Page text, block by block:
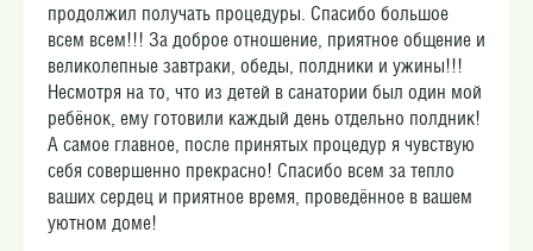
продолжил получать процедуры. Спасибо большое
всем всем!!! За доброе отношение, приятное общение и
великолепные завтраки, обеды, полдники и ужины!!!
Несмотря на то, что из детей в санатории был один мой
ребёнок, ему готовили каждый день отдельно полдник!
А самое главное, после принятых процедур я чувствую
себя совершенно прекрасно! Спасибо всем за тепло
ваших сердец и приятное время, проведённое в вашем
уютном доме!